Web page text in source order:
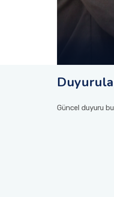
Güncel duyuru